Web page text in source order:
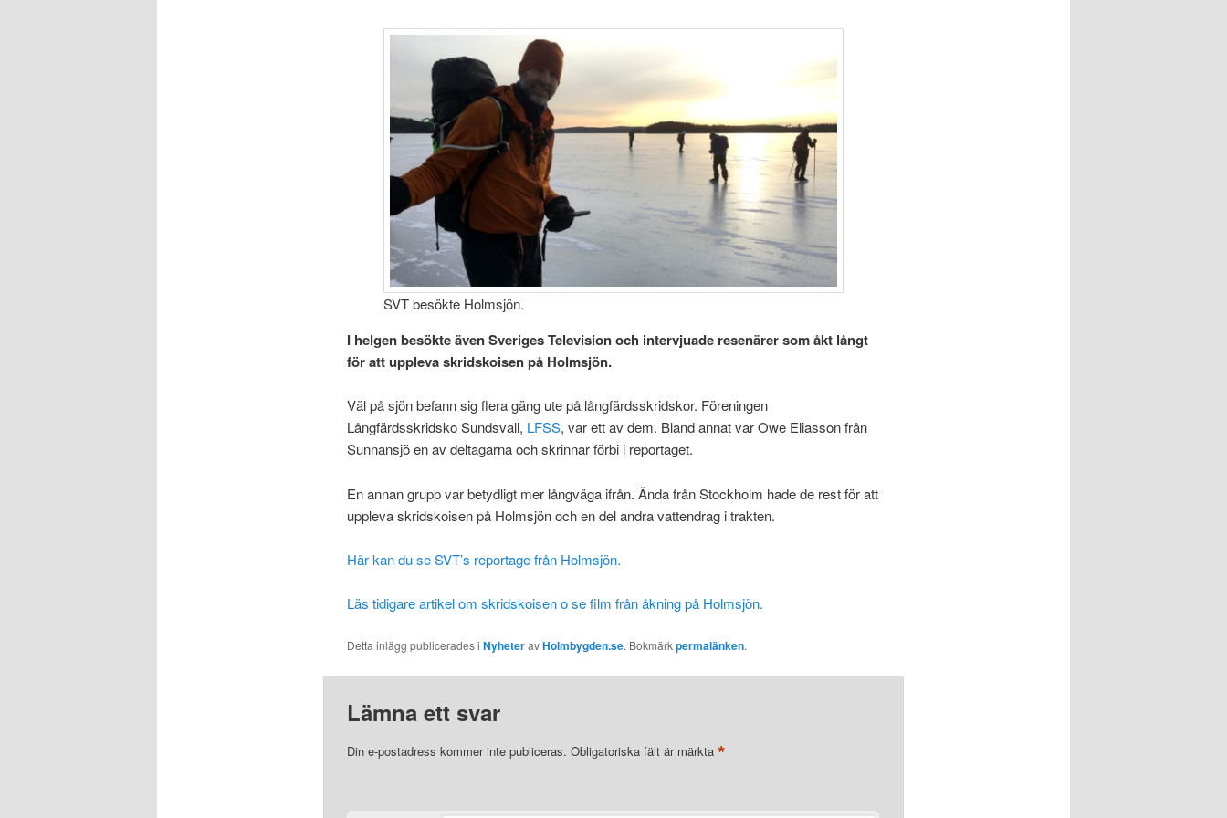
SVT besökte Holmsjön.
I helgen besökte även Sveriges Television och intervjuade resenärer som åkt långt
för att uppleva skridskoisen på Holmsjön.
Väl på sjön befann sig flera gäng ute på långfärdsskridskor. Föreningen
Långfärdsskridsko Sundsvall, LFSS, var ett av dem. Bland annat var Owe Eliasson från
Sunnansjö en av deltagarna och skrinnar förbi i reportaget.
En annan grupp var betydligt mer långväga ifrån. Ända från Stockholm hade de rest för att
uppleva skridskoisen på Holmsjön och en del andra vattendrag i trakten.
Här kan du se SVT’s reportage från Holmsjön.
Läs tidigare artikel om skridskoisen o se film från åkning på Holmsjön.
Detta inlägg publicerades i NyheteravHolmbygden.se. Bokmärkpermalänken.
Lämna ett svar
Din e-postadress kommer inte publiceras. Obligatoriska fält är märkta *